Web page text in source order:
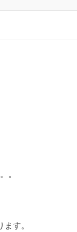
。
す。